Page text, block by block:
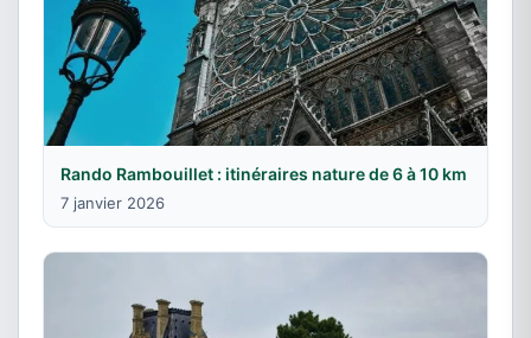
Rando Rambouillet : itinéraires nature de 6 à 10 km
7 janvier 2026